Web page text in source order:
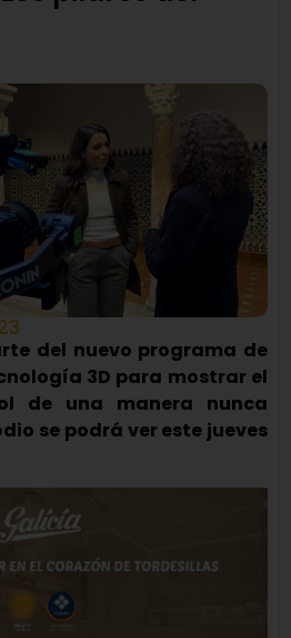
del nuevo programa de
3D para mostrar el
de una manera nunca
se podrá ver este jueves